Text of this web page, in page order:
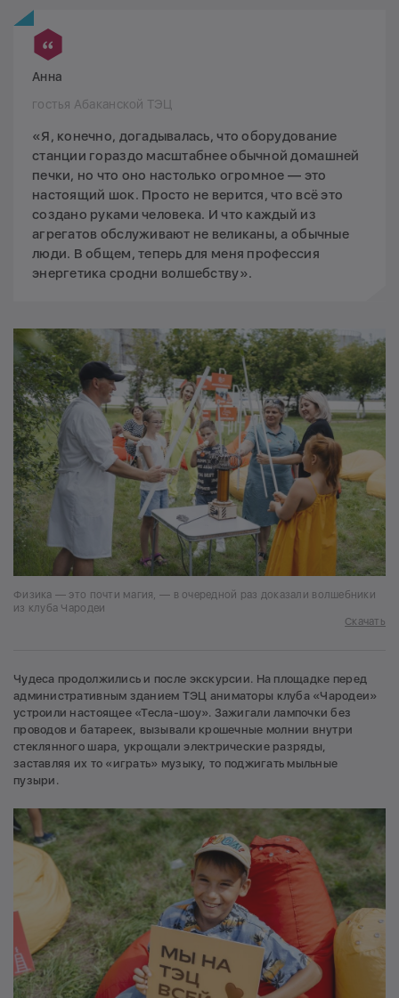
Анна
гостья Абаканской ТЭЦ
«Я, конечно, догадывалась, что оборудование
станции гораздо масштабнее обычной домашней
печки, но что оно настолько огромное — это
настоящий шок. Просто не верится, что всё это
создано руками человека. И что каждый из
агрегатов обслуживают не великаны, а обычные
люди. В общем, теперь для меня профессия
энергетика сродни волшебству».
Физика — это почти магия, — в очередной раз доказали волшебники
из клуба Чародеи
Скачать
Чудеса продолжились и после экскурсии. На площадке перед
административным зданием ТЭЦ аниматоры клуба «Чародеи»
устроили настоящее «Тесла-шоу». Зажигали лампочки без
проводов и батареек, вызывали крошечные молнии внутри
стеклянного шара, укрощали электрические разряды,
заставляя их то «играть» музыку, то поджигать мыльные
пузыри.